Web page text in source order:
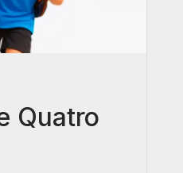
Quatro